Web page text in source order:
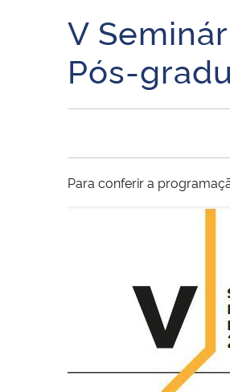
Início do conteúdo
V
Pós-
Para conferir a